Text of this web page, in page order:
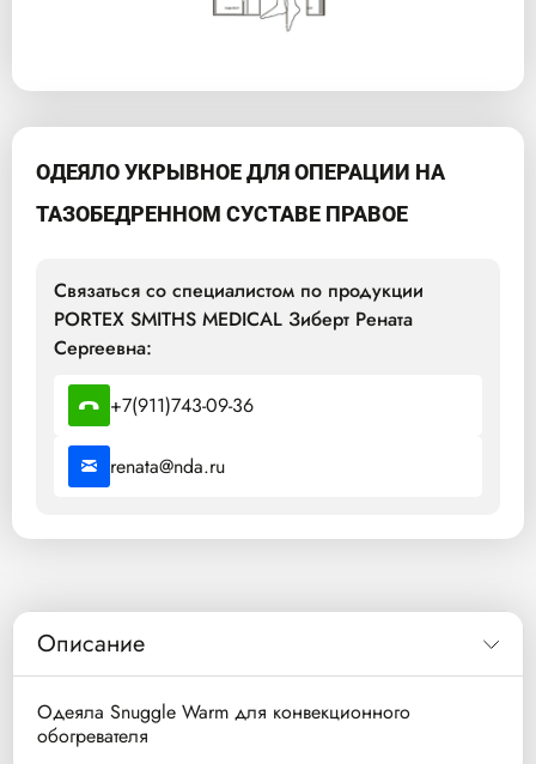
ОДЕЯЛО УКРЫВНОЕ ДЛЯ ОПЕРАЦИИ НА
ТАЗОБЕДРЕННОМ СУСТАВЕ ПРАВОЕ
Связаться со специалистом по продукции
PORTEX SMITHS MEDICAL Зиберт Рената
Сергеевна:
+7(911)743-09-36
renata@nda.ru
Описание
Одеяла Snuggle Warm для конвекционного
обогревателя